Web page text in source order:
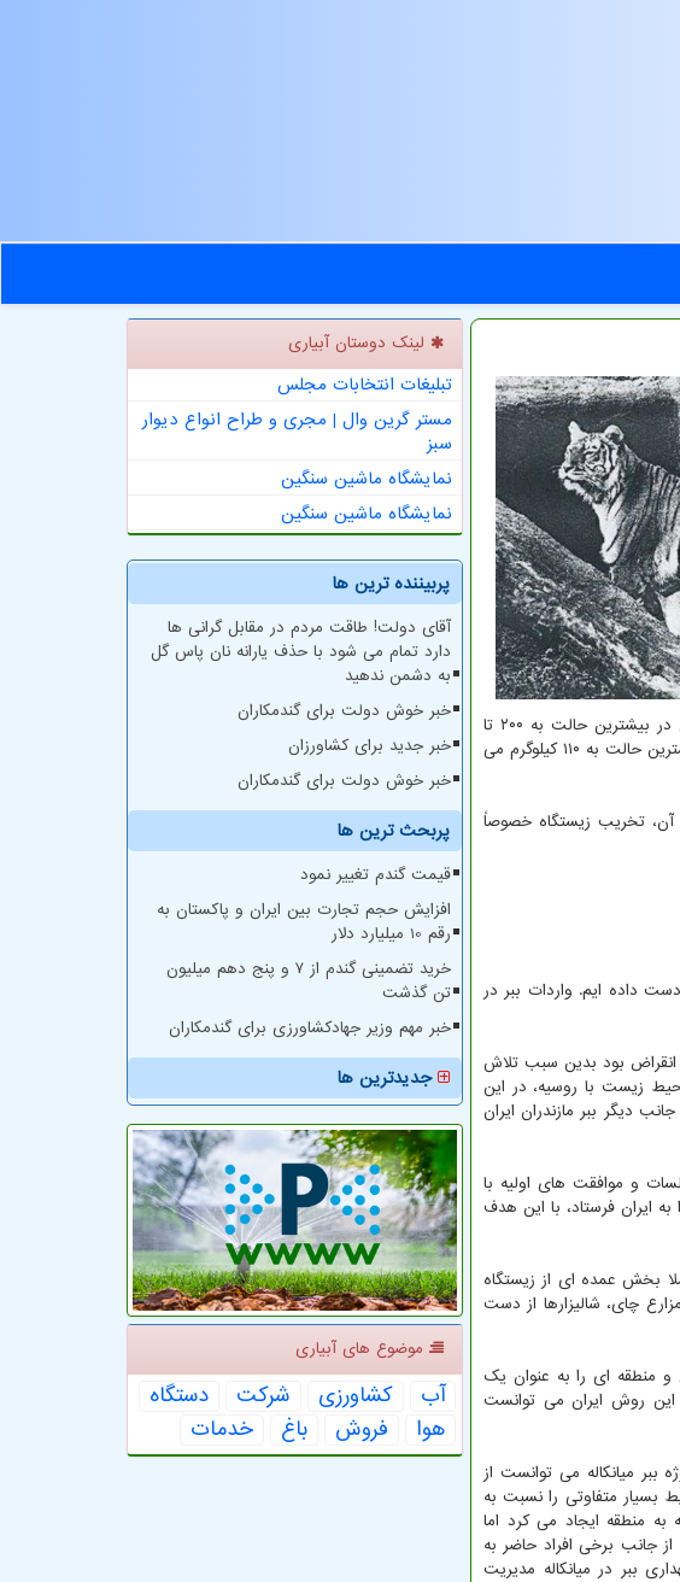
ایران در سالهای قبل زیستگاه ببر مازندران بود. ببر مازندران ۳۲۰ تا ۳۵۰ کیلوگرم وزن داشت. وزن یک شیر بالغ آسیایی در بیشترین حالت به ۲۰۰ تا
۲۵۰ کیلوگرم می رسید، یعنی ببر مازندران در حدود ۱۰۰ کیلوگرم از یک شیر بالغ سنگین تر بود. وزن پلنگ ایرانی نیز در بیشترین حالت به ۱۱۰ کیلوگرم می
رویه آن، تخریب زیستگاه خصوصاً
از دست داده ایم. واردات ببر در
به انقراض بود بدین سبب تلاش
زیست با روسیه، در این
ببر در ایران می گذرد و از جانب دیگر ببر مازندران ایران
و موافقت های اولیه با
ایران فرستاد، با این هدف
بخش عمده ای از زیستگاه
چای، شالیزارها از دست
شبه جزیره میانکاله فنس کشی و منطقه ای را به عنوان یک
این روش ایران می توانست
ببر میانکاله می توانست از
بسیار متفاوتی را نسبت به
منطقه ایجاد می کرد اما
جانب برخی افراد حاضر به
ببر در میانکاله مدیریت
لینک دوستان آبیاری
تبلیغات انتخابات مجلس
مستر گرین وال | مجری و طراح انواع دیوار
سبز
نمایشگاه ماشین سنگین
نمایشگاه ماشین سنگین
پربیننده ترین ها
آقای دولت! طاقت مردم در مقابل گرانی ها
دارد تمام می شود با حذف یارانه نان پاس گل
به دشمن ندهید
خبر خوش دولت برای گندمکاران
خبر جدید برای کشاورزان
خبر خوش دولت برای گندمکاران
پربحث ترین ها
قیمت گندم تغییر نمود
افزایش حجم تجارت بین ایران و پاکستان به
رقم 10 میلیارد دلار
خرید تضمینی گندم از ۷ و پنج دهم میلیون
تن گذشت
خبر مهم وزیر جهادکشاورزی برای گندمکاران
جدیدترین ها
موضوع های آبیاری
آب كشاورزی شركت
دستگاه
هوا
فروش باغ خدمات